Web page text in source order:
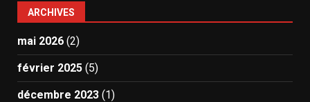
ARCHIVES
mai 2026 (2)
février 2025 (5)
décembre 2023 (1)